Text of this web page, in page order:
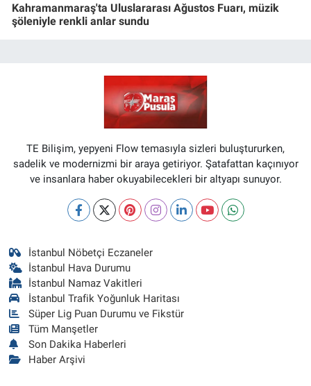
Kahramanmaraş'ta Uluslararası Ağustos Fuarı, müzik
şöleniyle renkli anlar sundu
TE Bilişim, yepyeni Flow temasıyla sizleri buluştururken,
sadelik ve modernizmi bir araya getiriyor. Şatafattan kaçınıyor
ve insanlara haber okuyabilecekleri bir altyapı sunuyor.
İstanbul Nöbetçi Eczaneler
İstanbul Hava Durumu
İstanbul Namaz Vakitleri
İstanbul Trafik Yoğunluk Haritası
Süper Lig Puan Durumu ve Fikstür
Tüm Manşetler
Son Dakika Haberleri
Haber Arşivi